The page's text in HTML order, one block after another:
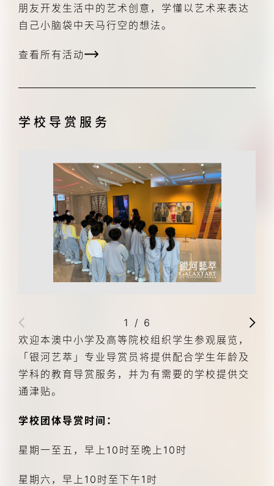
朋友开发生活中的艺术创意，学懂以艺术来表达
自己小脑袋中天马行空的想法。
查看所有活动
学校导赏服务
1 / 6
欢迎本澳中小学及高等院校组织学生参观展览，
「银河艺萃」专业导赏员将提供配合学生年龄及
学科的教育导赏服务，并为有需要的学校提供交
通津贴。
学校团体导赏时间：
星期一至五，早上10时至晚上10时
星期六，早上10时至下午1时